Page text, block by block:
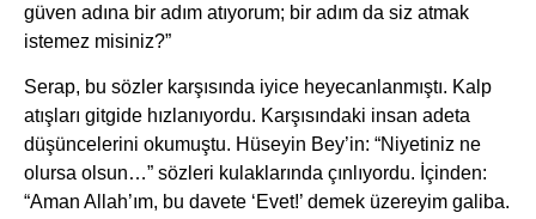
güven adına bir adım atıyorum; bir adım da siz atmak
istemez misiniz?”
Serap, bu sözler karşısında iyice heyecanlanmıştı. Kalp
atışları gitgide hızlanıyordu. Karşısındaki insan adeta
düşüncelerini okumuştu. Hüseyin Bey’in: “Niyetiniz ne
olursa olsun…” sözleri kulaklarında çınlıyordu. İçinden:
“Aman Allah’ım, bu davete ‘Evet!’ demek üzereyim galiba.